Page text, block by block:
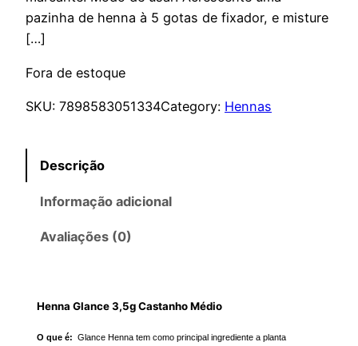
pazinha de henna à 5 gotas de fixador, e misture
[…]
Fora de estoque
SKU: 7898583051334Category: Hennas
Descrição
Informação adicional
Avaliações (0)
Henna Glance 3,5g Castanho Médio
O que é: Glance Henna tem como principal ingrediente a planta